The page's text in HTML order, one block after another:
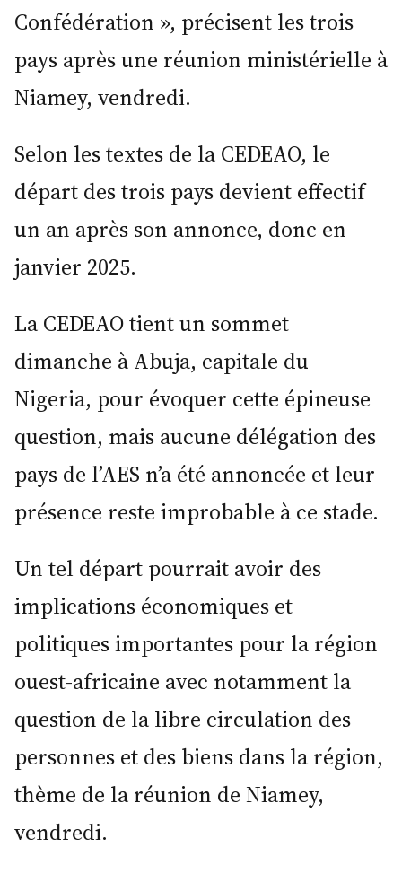
Confédération », précisent les trois
pays après une réunion ministérielle à
Niamey, vendredi.
Selon les textes de la CEDEAO, le
départ des trois pays devient effectif
un an après son annonce, donc en
janvier 2025.
La CEDEAO tient un sommet
dimanche à Abuja, capitale du
Nigeria, pour évoquer cette épineuse
question, mais aucune délégation des
pays de l’AES n’a été annoncée et leur
présence reste improbable à ce stade.
Un tel départ pourrait avoir des
implications économiques et
politiques importantes pour la région
ouest-africaine avec notamment la
question de la libre circulation des
personnes et des biens dans la région,
thème de la réunion de Niamey,
vendredi.